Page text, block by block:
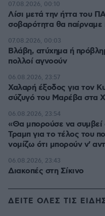
Λίσι μετά την ήττα του
σοβαρότητα θα παίρναμε
07.08.2026, 00:10
Βλάβη, ατύχημα ή
πολλοί αγνοούν
07.08.2026, 00:03
Χαλαρή έξοδος για τον
σύζυγό του Μαρέβα στα
06.08.2026, 23:57
«Θα μπορούσε να συμβεί
Τραμπ για το τέλος του
νομίζω ότι μπορούν ν'
06.08.2026, 23:54
Διακοπές στη Σίκινο
06.08.2026, 23:43
ΔΕΙΤΕ ΟΛΕΣ ΤΙΣ